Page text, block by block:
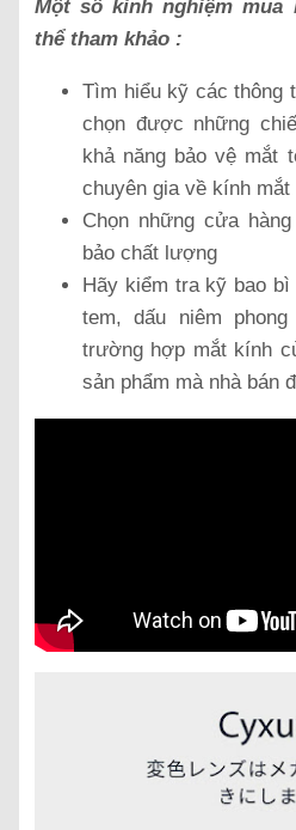
Một số kinh nghiệm mua
thể tham khảo :
Tìm hiểu kỹ các thông
chọn được những
khả năng bảo vệ mắt
chuyên gia về kính mắt
Chọn những cửa
bảo chất lượng
Hãy kiểm tra kỹ bao
tem, dấu niêm
trường hợp mắt kính
sản phẩm mà nhà bán